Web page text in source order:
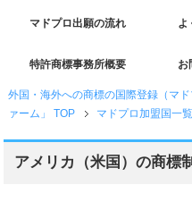
マドプロ出願の流れ よ
特許商標事務所概要 お
外国・海外への商標の国際登録（マ
ァーム」 TOP
マドプロ加盟国一覧
アメリカ（米国）の商標